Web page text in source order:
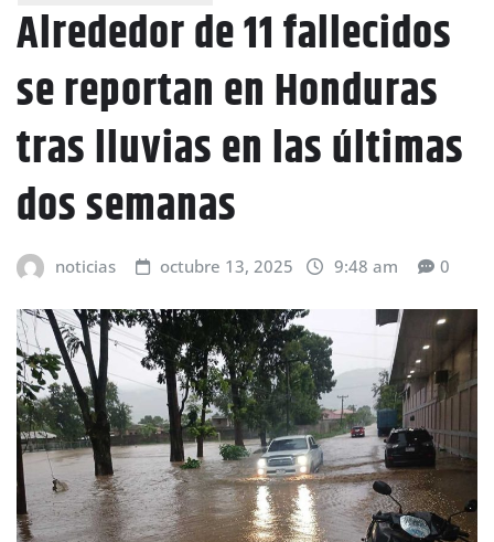
Alrededor de 11 fallecidos
se reportan en Honduras
tras lluvias en las últimas
dos semanas
noticias octubre 13, 2025 9:48 am 0